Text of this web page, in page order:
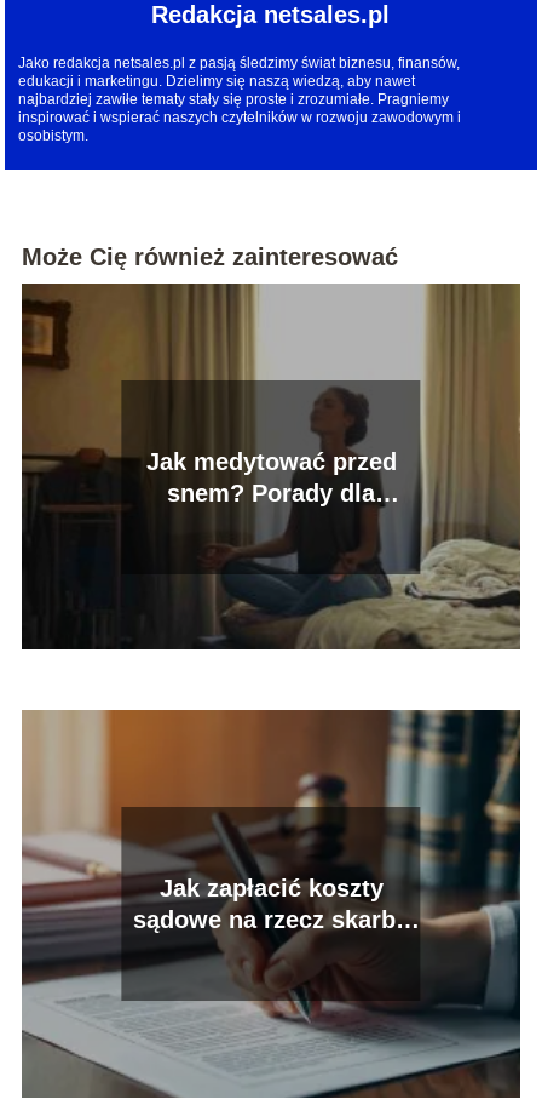
Redakcja netsales.pl
Jako redakcja netsales.pl z pasją śledzimy świat biznesu, finansów,
edukacji i marketingu. Dzielimy się naszą wiedzą, aby nawet
najbardziej zawiłe tematy stały się proste i zrozumiałe. Pragniemy
inspirować i wspierać naszych czytelników w rozwoju zawodowym i
osobistym.
Może Cię również zainteresować
Jak medytować przed
snem? Porady dla
lepszego odpoczynku
Jak zapłacić koszty
sądowe na rzecz skarbu
państwa?